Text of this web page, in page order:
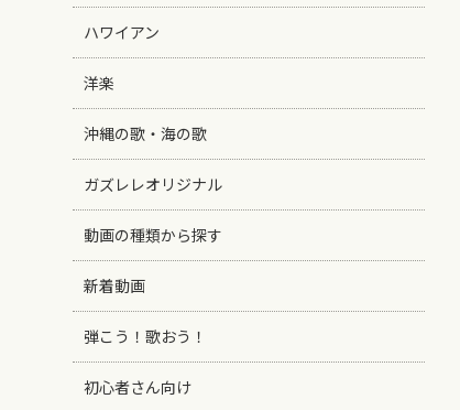
ハワイアン
洋楽
沖縄の歌・海の歌
ガズレレオリジナル
動画の種類から探す
新着動画
弾こう！歌おう！
初心者さん向け